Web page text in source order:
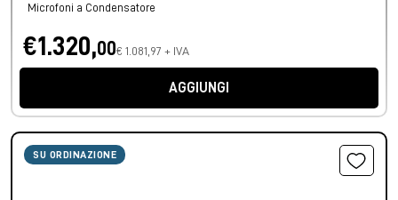
Microfoni a Condensatore
€1.320,00€ 1.081,97 + IVA
AGGIUNGI
SU ORDINAZIONE